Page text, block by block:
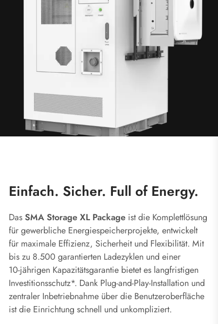
Einfach. Sicher. Full of Energy.
DasSMA Storage XL Package ist die Komplettlösung
für gewerbliche Energiespeicherprojekte, entwickelt
für maximale Effizienz, Sicherheit und Flexibilität. Mit
bis zu 8.500 garantierten Ladezyklen und einer
10‑jährigen Kapazitätsgarantie bietet es langfristigen
Investitionsschutz*. Dank Plug-and-Play-Installation und
zentraler Inbetriebnahme über die Benutzeroberfläche
ist die Einrichtung schnell und unkompliziert.